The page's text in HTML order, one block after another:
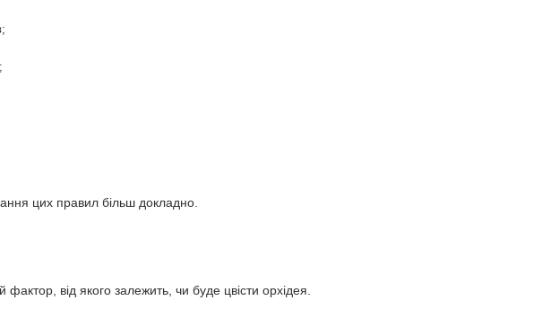
цих правил більш докладно.
від якого залежить, чи буде цвісти орхідея.